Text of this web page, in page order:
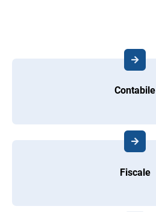
Contabile
Fiscale